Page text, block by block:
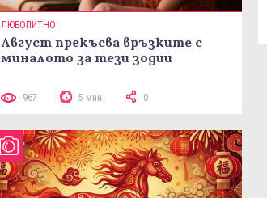
ЛЮБОПИТНО
Август прекъсва връзките с
миналото за тези зодии
967 5 мин 0